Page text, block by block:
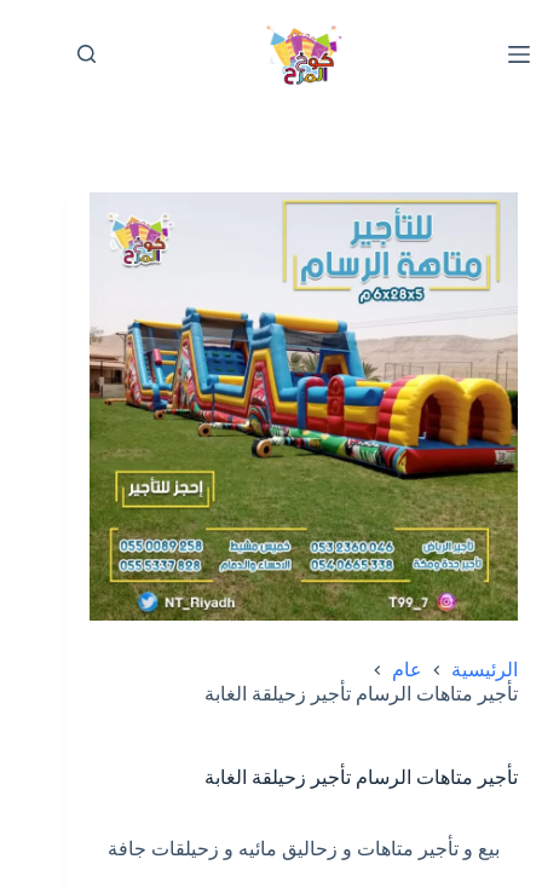
المحتوى
الرئيسية
عام
تأجير متاهات الرسام تأجير زحيلقة الغابة
تأجير متاهات الرسام تأجير زحيلقة الغابة
بيع و تأجير متاهات و زحاليق مائيه و زحيلقات جافة